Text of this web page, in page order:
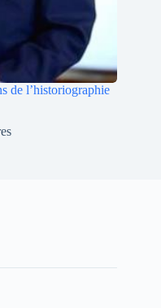
de l’historiographie